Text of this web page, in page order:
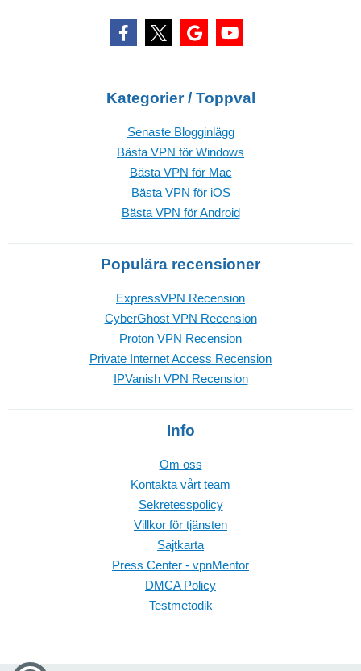
Kategorier / Toppval
Senaste Blogginlägg
Bästa VPN för Windows
Bästa VPN för Mac
Bästa VPN för iOS
Bästa VPN för Android
Populära recensioner
ExpressVPN Recension
CyberGhost VPN Recension
Proton VPN Recension
Private Internet Access Recension
IPVanish VPN Recension
Info
Om oss
Kontakta vårt team
Sekretesspolicy
Villkor för tjänsten
Sajtkarta
Press Center - vpnMentor
DMCA Policy
Testmetodik